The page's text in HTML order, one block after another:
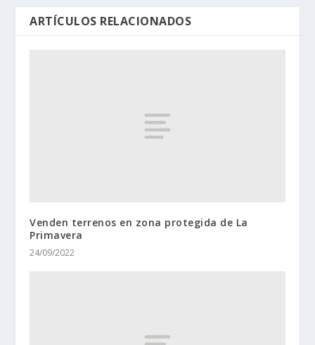
ARTÍCULOS RELACIONADOS
Venden terrenos en zona protegida de La
Primavera
24/09/2022